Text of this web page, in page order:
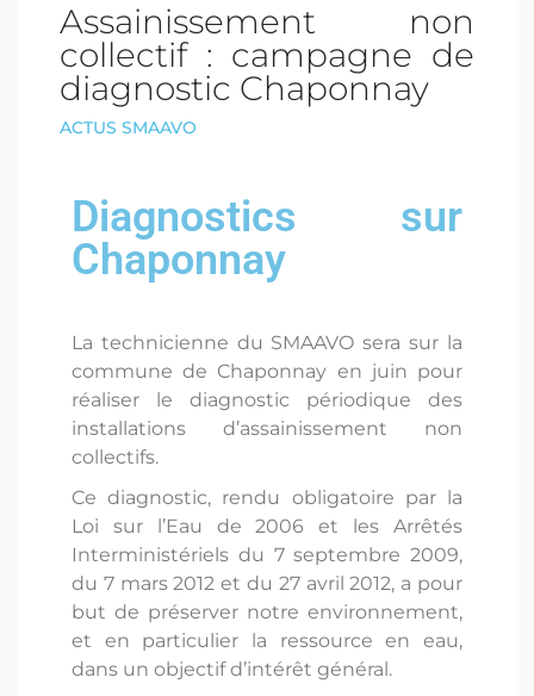
Assainissement non
collectif : campagne de
diagnostic Chaponnay
ACTUS SMAAVO
Diagnostics sur
Chaponnay
La technicienne du SMAAVO sera sur la
commune de Chaponnay en juin pour
réaliser le diagnostic périodique des
installations d’assainissement non
collectifs.
Ce diagnostic, rendu obligatoire par la
Loi sur l’Eau de 2006 et les Arrêtés
Interministériels du 7 septembre 2009,
du 7 mars 2012 et du 27 avril 2012, a pour
but de préserver notre environnement,
et en particulier la ressource en eau,
dans un objectif d’intérêt général.